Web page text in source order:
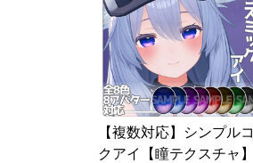
【複数対応】シンプル
クアイ【瞳テクスチャ】